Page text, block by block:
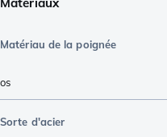
Matériaux
Matériau de la poignée
os
Sorte d'acier